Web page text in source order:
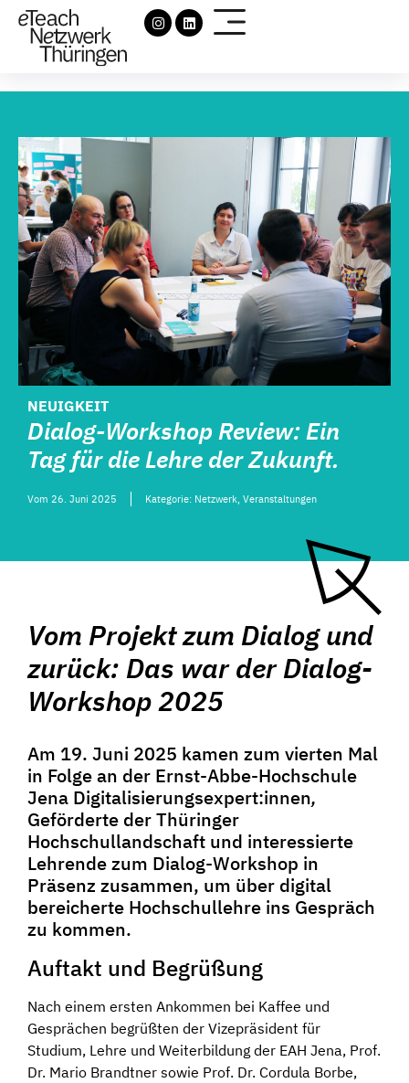
NEUIGKEIT
Dialog-Workshop Review: Ein
Tag für die Lehre der Zukunft.
Vom 26. Juni 2025 Kategorie: Netzwerk, Veranstaltungen
Vom Projekt zum Dialog und
zurück: Das war der Dialog-
Workshop 2025
Am 19. Juni 2025 kamen zum vierten Mal
in Folge an der Ernst-Abbe-Hochschule
Jena Digitalisierungsexpert:innen,
Geförderte der Thüringer
Hochschullandschaft und interessierte
Lehrende zum Dialog-Workshop in
Präsenz zusammen, um über digital
bereicherte Hochschullehre ins Gespräch
zu kommen.
Auftakt und Begrüßung
Nach einem ersten Ankommen bei Kaffee und
Gesprächen begrüßten der Vizepräsident für
Studium, Lehre und Weiterbildung der EAH Jena, Prof.
Dr. Mario Brandtner sowie Prof. Dr. Cordula Borbe,